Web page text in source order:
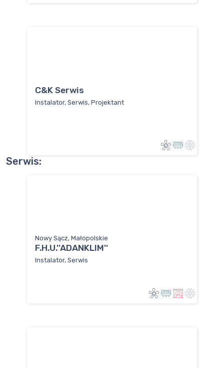
C&K Serwis
Instalator, Serwis, Projektant
Serwis:
Nowy Sącz, Małopolskie
F.H.U.''ADANKLIM''
Instalator, Serwis